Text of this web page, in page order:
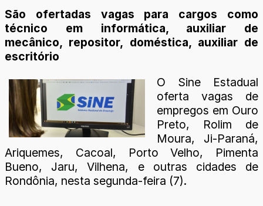
São ofertadas vagas para cargos como
técnico em informática, auxiliar de
mecânico, repositor, doméstica, auxiliar de
escritório
O Sine Estadual
oferta vagas de
empregos em Ouro
Preto, Rolim de
Moura, Ji-Paraná,
Ariquemes, Cacoal, Porto Velho, Pimenta
Bueno, Jaru, Vilhena, e outras cidades de
Rondônia, nesta segunda-feira (7).